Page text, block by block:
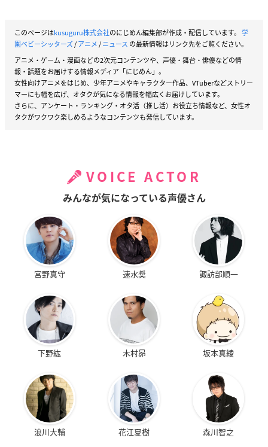
このページはkusuguru株式会社のにじめん編集部が作成・配信しています。 学
園ベビーシッターズ/アニメ/ニュース の最新情報はリンク先をご覧ください。
アニメ・ゲーム・漫画などの2次元コンテンツや、声優・舞台・俳優などの情
報・話題をお届けする情報メディア「にじめん」。
女性向けアニメをはじめ、少年アニメやキャラクター作品、VTuberなどストリー
マーにも幅を広げ、オタクが気になる情報を幅広くお届けしています。
さらに、アンケート・ランキング・オタ活（推し活）お役立ち情報など、女性オ
タクがワクワク楽しめるようなコンテンツも発信しています。
VOICE ACTOR
みんなが気になっている声優さん
宮野真守 速水奨 諏訪部順一
下野紘 木村昴 坂本真綾
浪川大輔 花江夏樹 森川智之